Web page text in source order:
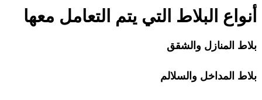
أنواع البلاط التي يتم التعامل معها
بلاط المنازل والشقق
بلاط المداخل والسلالم